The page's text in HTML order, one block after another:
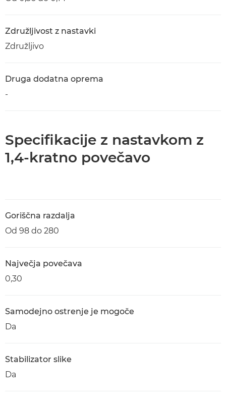
Združljivost z nastavki
Združljivo
Druga dodatna oprema
-
Specifikacije z nastavkom z
1,4-kratno povečavo
Goriščna razdalja
Od 98 do 280
Največja povečava
0,30
Samodejno ostrenje je mogoče
Da
Stabilizator slike
Da